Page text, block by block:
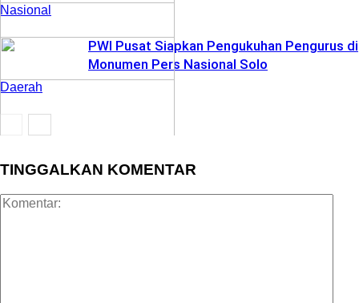
Nasional
Daerah
Nasional
PWI Pusat Siapkan Pengukuhan Pengurus di
Monumen Pers Nasional Solo
TINGGALKAN KOMENTAR